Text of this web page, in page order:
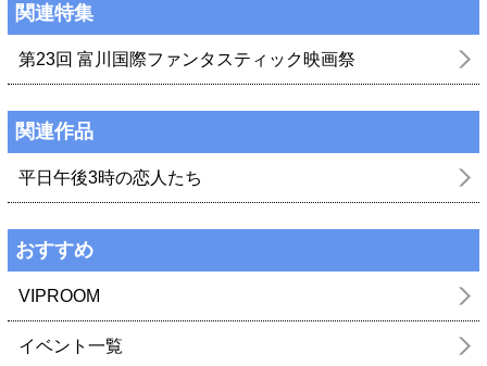
関連特集
第23回 富川国際ファンタスティック映画祭
関連作品
平日午後3時の恋人たち
おすすめ
VIPROOM
イベント一覧